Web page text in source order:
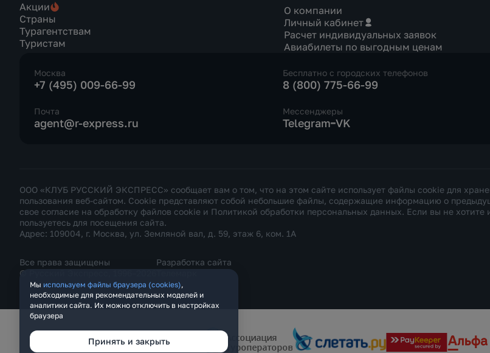
Акции
Страны
Турагентствам
Туристам
О компании
Личный кабинет
Расчет индивидуальных заявок
Авиабилеты по выгодным ценам
Москва
+7 (495) 009-66-99
Бесплатно с городских телефонов
8 (800) 775-66-99
Почта
agent@r-express.ru
Мессенджеры
Telegram VK
ООО «КЛУБ РУССКИЙ ЭКСПРЕСС» сообщает вам о том, что на этом сайте использует файлы cookie для
пользования веб-сайтом. Cookie представляют собой небольшие файлы, содержащие информацию о
свое согласие на обработку файлов cookie и Политикой обработки персональных данных. Если вы не хотите
пользуетесь для посещения сайта.
Адрес: 109004, г. Москва, ул. Земляной вал, д. 59, этаж 6, ком. 1А
Все права защищены
© Русский Экспресс, 1996–2026
Разработка сайта
Мы используем файлы браузера (cookies),
необходимые для рекомендательных моделей и
аналитики сайта. Их можно отключить в настройках
браузера
Принять и закрыть